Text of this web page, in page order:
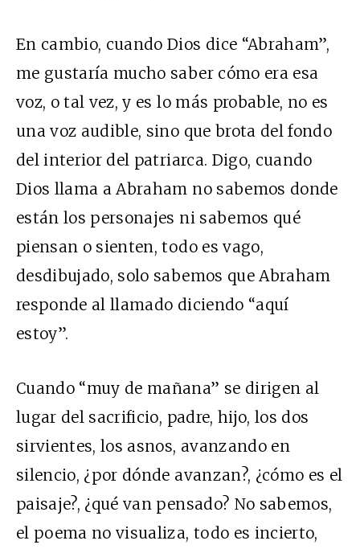
En cambio, cuando Dios dice “Abraham”,
me gustaría mucho saber cómo era esa
voz, o tal vez, y es lo más probable, no es
una voz audible, sino que brota del fondo
del interior del patriarca. Digo, cuando
Dios llama a Abraham no sabemos donde
están los personajes ni sabemos qué
piensan o sienten, todo es vago,
desdibujado, solo sabemos que Abraham
responde al llamado diciendo “aquí
estoy”.
Cuando “muy de mañana” se dirigen al
lugar del sacrificio, padre, hijo, los dos
sirvientes, los asnos, avanzando en
silencio, ¿por dónde avanzan?, ¿cómo es el
paisaje?, ¿qué van pensado? No sabemos,
el poema no visualiza, todo es incierto,